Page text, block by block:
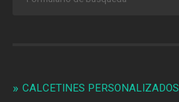
CALCETINES PERSONALIZADOS